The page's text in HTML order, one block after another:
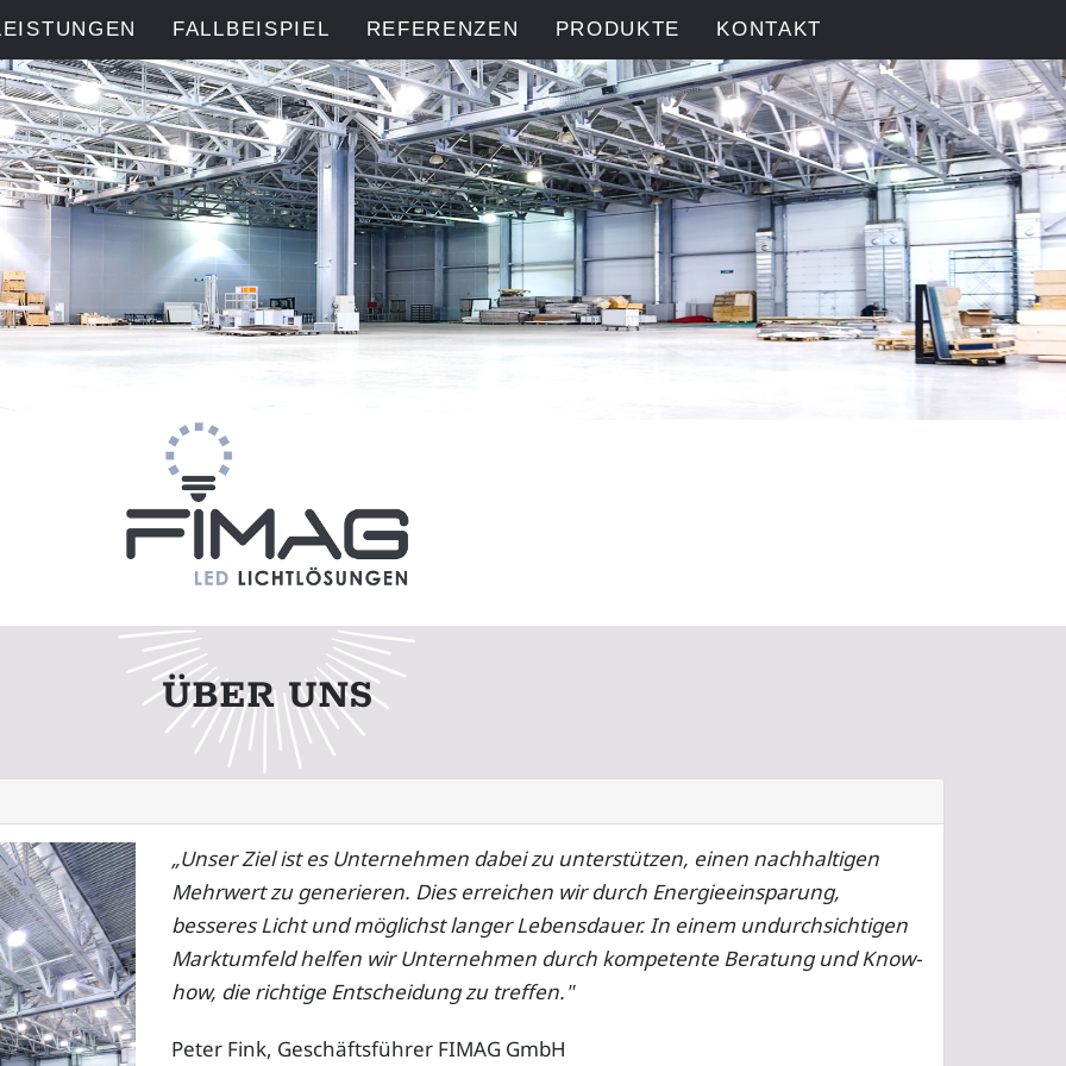
FALLBEISPIEL REFERENZEN PRODUKTE KONTAKT
ÜBER UNS
„Unser Ziel ist es Unternehmen dabei zu unterstützen, einen nachhaltigen
Mehrwert zu generieren. Dies erreichen wir durch Energieeinsparung,
besseres Licht und möglichst langer Lebensdauer. In einem undurchsichtigen
Marktumfeld helfen wir Unternehmen durch kompetente Beratung und Know-
how, die richtige Entscheidung zu treffen."
Peter Fink, Geschäftsführer FIMAG GmbH